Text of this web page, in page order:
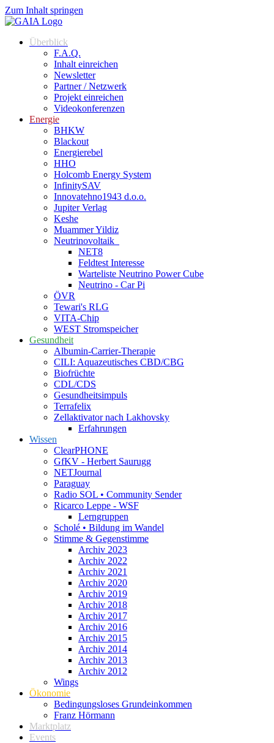
Zum Inhalt springen
Überblick
F.A.Q.
Inhalt einreichen
Newsletter
Partner / Netzwerk
Projekt einreichen
Videokonferenzen
Energie
BHKW
Blackout
Energierebel
HHO
Holcomb Energy System
InfinitySAV
Innovatehno1943 d.o.o.
Jupiter Verlag
Keshe
Muammer Yildiz
Neutrinovoltaik
NET8
Feldtest Interesse
Warteliste Neutrino Power Cube
Neutrino - Car Pi
ÖVR
Tewari's RLG
VITA-Chip
WEST Stromspeicher
Gesundheit
Albumin-Carrier-Therapie
CILI: Aquazeutisches CBD/CBG
Biofrüchte
CDL/CDS
Gesundheitsimpuls
Terrafelix
Zellaktivator nach Lakhovsky
Erfahrungen
Wissen
ClearPHONE
GfKV - Herbert Saurugg
NETJournal
Paraguay
Radio SOL • Community Sender
Ricarco Leppe - WSF
Lerngruppen
Scholé • Bildung im Wandel
Stimme & Gegenstimme
Archiv 2023
Archiv 2022
Archiv 2021
Archiv 2020
Archiv 2019
Archiv 2018
Archiv 2017
Archiv 2016
Archiv 2015
Archiv 2014
Archiv 2013
Archiv 2012
Wings
Ökonomie
Bedingungsloses Grundeinkommen
Franz Hörmann
Marktplatz
Events